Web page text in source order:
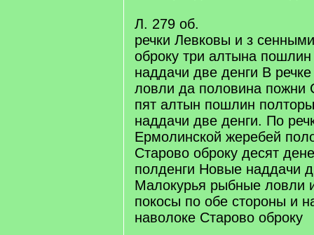
Л. 279 об.
речки Левковы и з
оброку три алтына
наддачи две денги В
ловли да половина пожни
пят алтын пошлин
наддачи две денги. По
Ермолинской жеребей
Старово оброку десят
полденги Новые наддачи
Малокурья рыбные ловли
покосы по обе стороны и
наволоке Старово оброку